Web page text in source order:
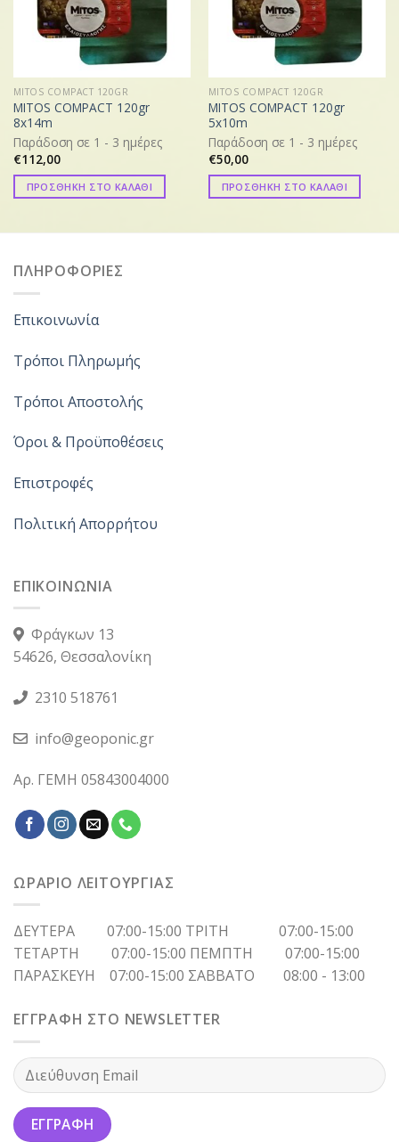
MITOS COMPACT 120GR
MITOS COMPACT 120gr
8x14m
Παράδοση σε 1 - 3 ημέρες
€112,00
ΠΡΟΣΘΗΚΗ ΣΤΟ ΚΑΛΑΘΙ
MITOS COMPACT 120GR
MITOS COMPACT 120gr
5x10m
Παράδοση σε 1 - 3 ημέρες
€50,00
ΠΡΟΣΘΗΚΗ ΣΤΟ ΚΑΛΑΘΙ
ΠΛΗΡΟΦΟΡΙΕΣ
Επικοινωνία
Τρόποι Πληρωμής
Τρόποι Αποστολής
Όροι & Προϋποθέσεις
Επιστροφές
Πολιτική Απορρήτου
ΕΠΙΚΟΙΝΩΝΙΑ
Φράγκων 13
54626, Θεσσαλονίκη
2310 518761
info@geoponic.gr
Αρ. ΓΕΜΗ 05843004000
ΩΡΑΡΙΟ ΛΕΙΤΟΥΡΓΙΑΣ
ΔΕΥΤΕΡΑ 07:00-15:00 ΤΡΙΤΗ 07:00-15:00
ΤΕΤΑΡΤΗ 07:00-15:00 ΠΕΜΠΤΗ 07:00-15:00
ΠΑΡΑΣΚΕΥΗ 07:00-15:00 ΣΑΒΒΑΤΟ 08:00 - 13:00
ΕΓΓΡΑΦΗ ΣΤΟ NEWSLETTER